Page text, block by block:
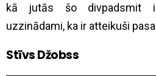
kā jutās šo divpadsmit
uzzinādami, ka ir atteikuši
Stīvs Džobss